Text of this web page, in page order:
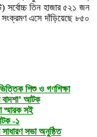
তিন হাজার ৫২১ জন
সংক্রমণ এসে দাঁড়িয়েছে ৮৫০
শিশু ও গণশিক্ষা
বাদশা’ আটক
স্মারক সই
-১
সভা অনুষ্ঠিত